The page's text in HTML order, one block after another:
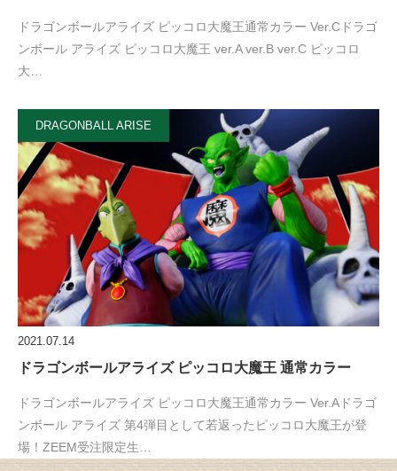
ドラゴンボールアライズ ピッコロ大魔王通常カラー Ver.Cドラゴ
ンボール アライズ ピッコロ大魔王 ver.A ver.B ver.C ピッコロ
大…
DRAGONBALL ARISE
2021.07.14
ドラゴンボールアライズ ピッコロ大魔王 通常カラー
ドラゴンボールアライズ ピッコロ大魔王通常カラー Ver.Aドラゴ
ンボール アライズ 第4弾目として若返ったピッコロ大魔王が登
場！ZEEM受注限定生…